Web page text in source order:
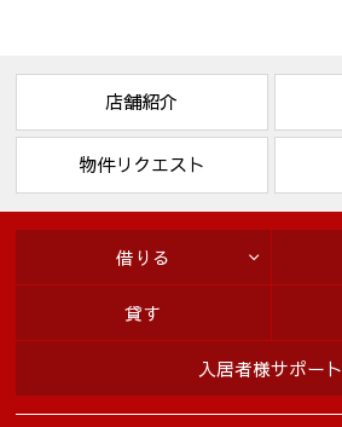
店舗紹介
物件リクエスト
借りる
貸す
入居者様サポート